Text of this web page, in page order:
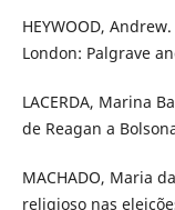
HEYWOOD,
London: Palgrave
LACERDA, Marina
de Reagan a
MACHADO, Maria
religioso nas